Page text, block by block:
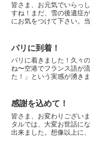
皆さま、お元気でいらっ
すね！まだ、雪の後遺症
にお気をつけて下さい。
パリに到着！
パリに着きました！久々
ね〜空港でフランス語が
た！」という実感が湧き
感謝を込めて！
皆さま、お変わりござい
タルでは、大変お世話に
出来ました。想像以上に